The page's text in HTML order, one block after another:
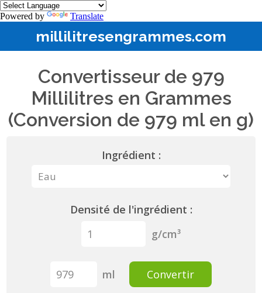
Powered by Translate
millilitresengrammes.com
Convertisseur de 979
Millilitres en Grammes
(Conversion de 979 ml en g)
Ingrédient :
Densité de l'ingrédient :
g/cm³
ml Convertir